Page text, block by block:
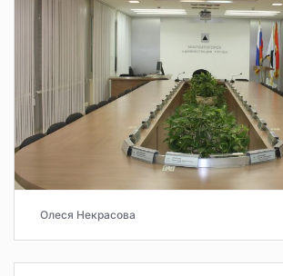
Олеся Некрасова